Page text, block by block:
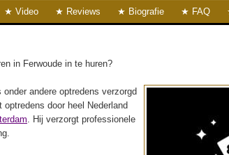
Video Reviews Biografie FAQ
in Ferwoude in te huren?
andere optredens verzorgd
optredens door heel Nederland
. Hij verzorgt professionele